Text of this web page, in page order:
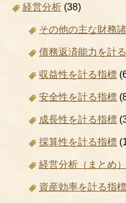
経営分析 (38)
その他の主な財務
債務返済能力を計
収益性を計る指標
安全性を計る指標
成長性を計る指標
採算性を計る指標
経営分析（まとめ）
資産効率を計る指標